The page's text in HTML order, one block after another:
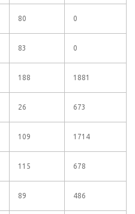
80 0
83 0
188 1881
26 673
109 1714
115 678
89 486